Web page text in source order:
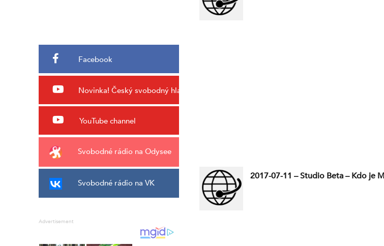
Facebook
Novinka! Český svobodný hlas
YouTube channel
Svobodné rádio na Odysee
Svobodné rádio na VK
Advertisement
2017-07-11 – Studio Beta – Kdo je